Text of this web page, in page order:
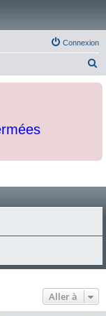
Connexion
c
Aller à